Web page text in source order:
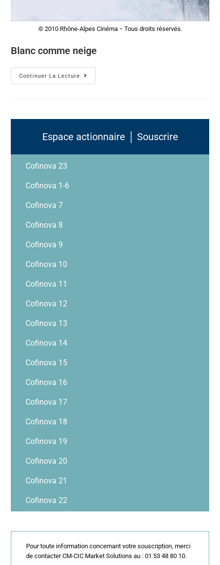
© 2010 Rhône-Alpes Cinéma − Tous droits réservés.
Blanc comme neige
Continuer La Lecture
Espace actionnaire │ Souscrire
Cofinova 23
Cofinova 1-6
Cofinova 7
Cofinova 8
Cofinova 9
Cofinova 10
Cofinova 11
Cofinova 12
Cofinova 13
Cofinova 14
Cofinova 15
Cofinova 16
Cofinova 17
Cofinova 18
Cofinova 19
Cofinova 20
Cofinova 21
Cofinova 22
Pour toute information concernant votre souscription, merci
de contacter CM-CIC Market Solutions au : 01 53 48 80 10.